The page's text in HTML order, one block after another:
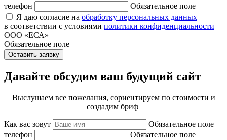
телефон
Обязательное поле
Я даю согласие на обработку персональных данных
в соответствии с условиями политики конфиденциальности
ООО «ЕСА»
Обязательное поле
Оставить заявку
Давайте обсудим ваш будущий сайт
Выслушаем все пожелания, сориентируем по стоимости и
создадим бриф
Как вас зовут
Обязательное поле
телефон
Обязательное поле